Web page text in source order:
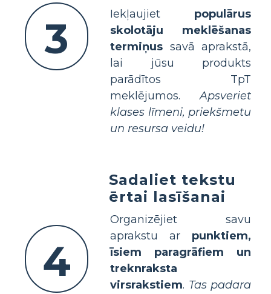
3 Iekļaujiet populārus
skolotāju meklēšanas
termiņus savā aprakstā,
lai jūsu produkts
parādītos TpT
meklējumos.Apsveriet
klases līmeni, priekšmetu
un resursa veidu!
4
Sadaliet tekstu
ērtai lasīšanai
Organizējiet savu
aprakstu ar punktiem,
īsiem paragrāfiem un
treknraksta
virsrakstiem. Tas padara